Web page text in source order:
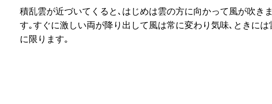
積乱雲が近づいてくると､はじめは雲の方に向かって風が吹き
す｡すぐに激しい両が降り出して風は常に変わり気味､ときに
に限ります｡